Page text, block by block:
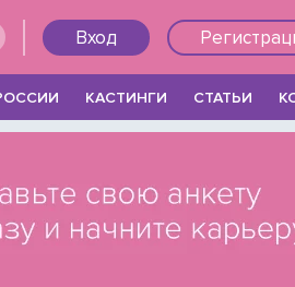
Вход
КАСТИНГИ СТАТЬИ